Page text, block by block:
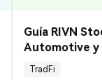
Guía RIVN
Automotive y
TradFi